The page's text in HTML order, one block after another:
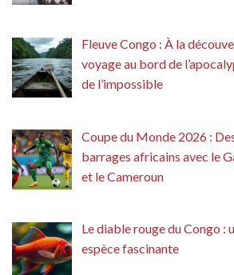
Fleuve Congo : À la
voyage au bord de
de l’impossible
Coupe du Monde 2026 :
barrages africains avec le
et le Cameroun
Le diable rouge du Congo :
espèce fascinante